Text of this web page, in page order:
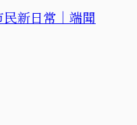
民新日常｜端聞